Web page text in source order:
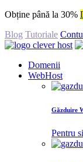
Obține până la 30%
Blog Tutoriale
Domenii
WebHost
Găzduire
Pentru